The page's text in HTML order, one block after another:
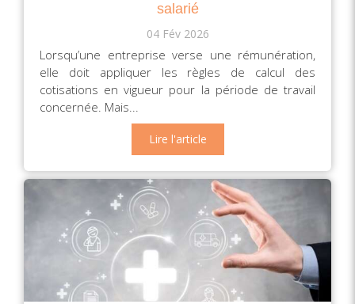
salarié
04 Fév 2026
Lorsqu’une entreprise verse une rémunération,
elle doit appliquer les règles de calcul des
cotisations en vigueur pour la période de travail
concernée. Mais...
Lire l'article